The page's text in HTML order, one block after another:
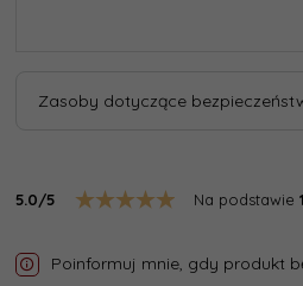
Zasoby dotyczące
5.0/5 Na podstawie 1
Poinformuj mnie, gdy produkt